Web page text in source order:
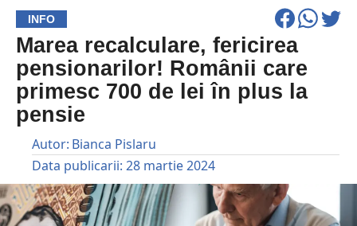
INFO
Marea recalculare, fericirea
pensionarilor! Românii care
primesc 700 de lei în plus la
pensie
Autor: Bianca Pislaru
Data publicarii: 28 martie 2024